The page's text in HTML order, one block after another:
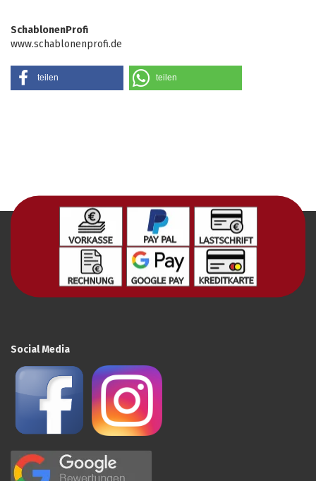
SchablonenProfi
www.schablonenprofi.de
teilen teilen
Social Media